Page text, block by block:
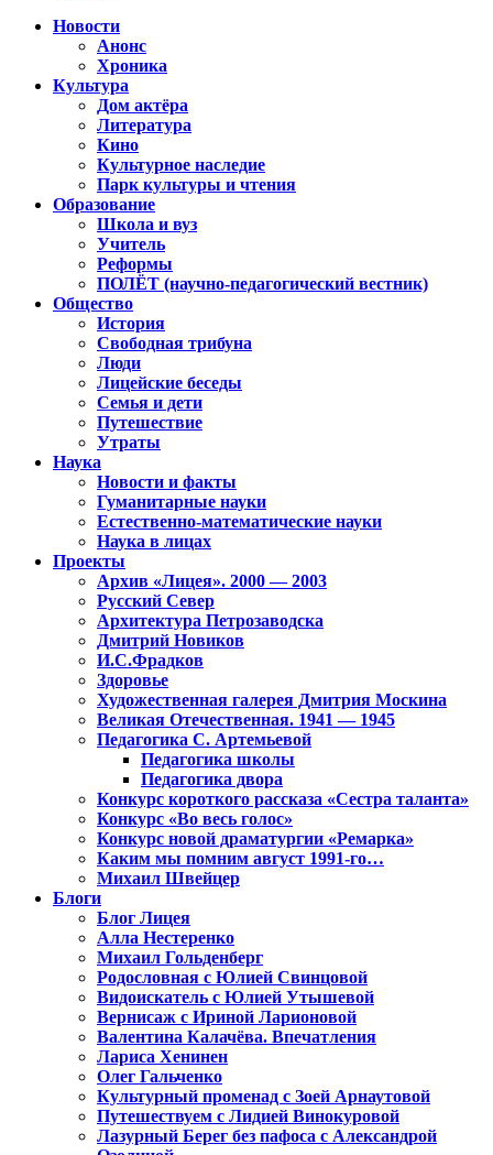
Новости
Анонс
Хроника
Культура
Дом актёра
Литература
Кино
Культурное наследие
Парк культуры и чтения
Образование
Школа и вуз
Учитель
Реформы
ПОЛЁТ (научно-педагогический вестник)
Общество
История
Свободная трибуна
Люди
Лицейские беседы
Семья и дети
Путешествие
Утраты
Наука
Новости и факты
Гуманитарные науки
Естественно-математические науки
Наука в лицах
Проекты
Архив «Лицея». 2000 — 2003
Русский Север
Архитектура Петрозаводска
Дмитрий Новиков
И.С.Фрадков
Здоровье
Художественная галерея Дмитрия Москина
Великая Отечественная. 1941 — 1945
Педагогика С. Артемьевой
Педагогика школы
Педагогика двора
Конкурс короткого рассказа «Сестра таланта»
Конкурс «Во весь голос»
Конкурс новой драматургии «Ремарка»
Каким мы помним август 1991-го…
Михаил Швейцер
Блоги
Блог Лицея
Алла Нестеренко
Михаил Гольденберг
Родословная с Юлией Свинцовой
Видоискатель с Юлией Утышевой
Вернисаж с Ириной Ларионовой
Валентина Калачёва. Впечатления
Лариса Хенинен
Олег Гальченко
Культурный променад с Зоей Арнаутовой
Путешествуем с Лидией Винокуровой
Лазурный Берег без пафоса с Александрой